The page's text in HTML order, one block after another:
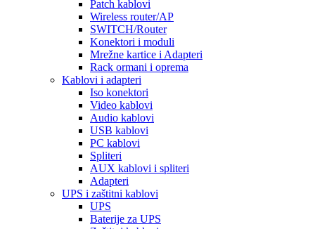
Patch kablovi
Wireless router/AP
SWITCH/Router
Konektori i moduli
Mrežne kartice i Adapteri
Rack ormani i oprema
Kablovi i adapteri
Iso konektori
Video kablovi
Audio kablovi
USB kablovi
PC kablovi
Spliteri
AUX kablovi i spliteri
Adapteri
UPS i zaštitni kablovi
UPS
Baterije za UPS